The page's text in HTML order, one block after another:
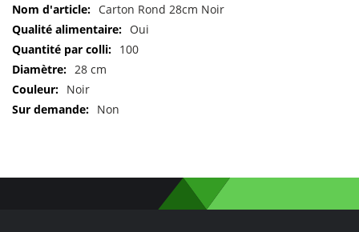
Pour
plus
Carton Rond 28cm Noir
Oui
100
28 cm
Noir
Non